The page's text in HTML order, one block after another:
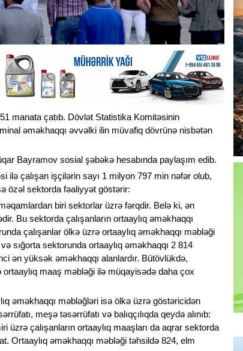
manata çatıb. Dövlət Statistika Komitəsinin
əməkhaqqı əvvəlki ilin müvafiq dövrünə nisbətən
Bayramov sosial şəbəkə hesabında paylaşım edib.
ilə çalışan işçilərin sayı 1 milyon 797 min nəfər olub,
özəl sektorda fəaliyyət göstərir:
biri sektorlar üzrə fərqdir. Belə ki, ən
Bu sektorda çalışanların ortaaylıq əməkhaqqı
çalışanlar ölkə üzrə ortaaylıq əməkhaqqı məbləği
sığorta sektorunda ortaaylıq əməkhaqqı 2 814
ən yüksək əməkhaqqı alanlardır. Bütövlükdə,
maaş məbləği ilə müqayisədə daha çox
əməkhaqqı məbləğləri isə ölkə üzrə göstəricidən
meşə təsərrüfatı və balıqçılıqda qeydə alınıb:
çalışanların ortaaylıq maaşları da aqrar sektorda
Ortaaylıq əməkhaqqı məbləği təhsildə 824, elm